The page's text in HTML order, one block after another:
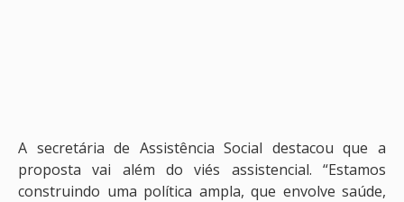
A secretária de Assistência Social destacou que a
proposta vai além do viés assistencial. “Estamos
construindo uma política ampla, que envolve saúde,